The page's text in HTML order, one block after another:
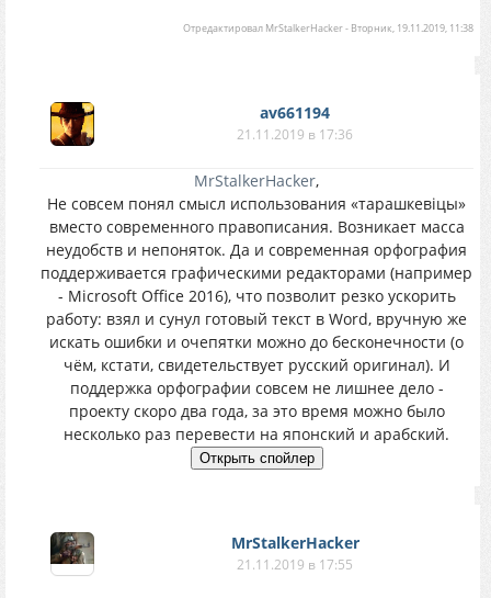
Отредактировал MrStalkerHacker- Вторник, 19.11.2019, 11:38
av661194
21.11.2019 в 17:36
MrStalkerHacker,
Не совсем понял смысл использования «тарашкевіцы»
вместо современного правописания. Возникает масса
неудобств и непоняток. Да и современная орфография
поддерживается графическими редакторами (например
- Microsoft Office 2016), что позволит резко ускорить
работу: взял и сунул готовый текст в Word, вручную же
искать ошибки и очепятки можно до бесконечности (о
чём, кстати, свидетельствует русский оригинал). И
поддержка орфографии совсем не лишнее дело -
проекту скоро два года, за это время можно было
несколько раз перевести на японский и арабский.
MrStalkerHacker
21.11.2019 в 17:55